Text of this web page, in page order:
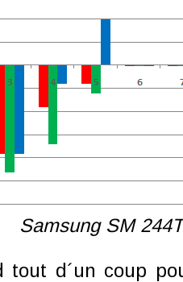
Samsung SM 244T
tout d´un coup